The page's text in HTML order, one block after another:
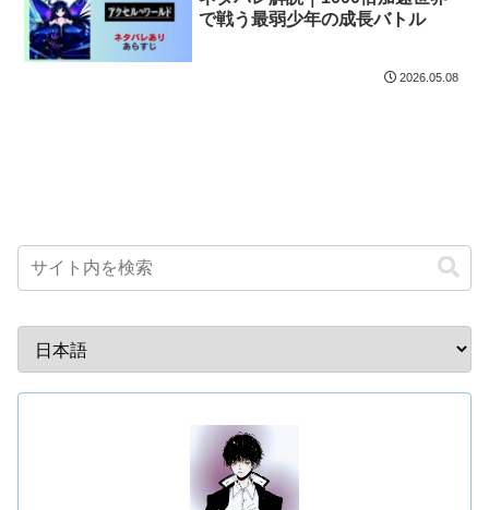
で戦う最弱少年の成長バトル
2026.05.08